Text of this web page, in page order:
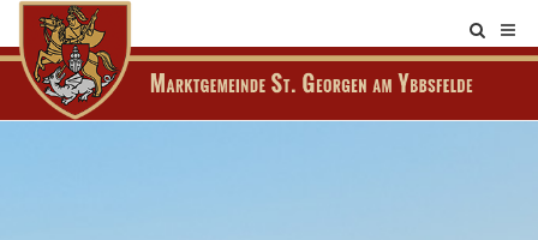
Site
search